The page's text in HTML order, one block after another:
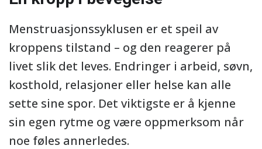
Menstruasjonssyklusen er et speil av
kroppens tilstand – og den reagerer på
livet slik det leves. Endringer i arbeid, søvn,
kosthold, relasjoner eller helse kan alle
sette sine spor. Det viktigste er å kjenne
sin egen rytme og være oppmerksom når
noe føles annerledes.